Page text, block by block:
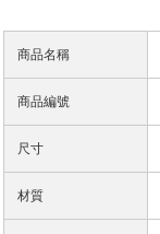
商品名稱
商品編號
尺寸
材質